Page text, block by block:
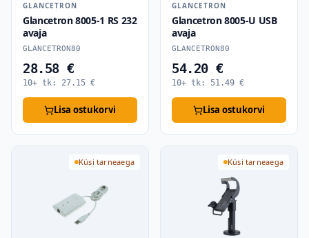
GLANCETRON
Glancetron 8005-1 RS 232
avaja
GLANCETRON80
28.58 €
10+ tk: 27.15 €
Lisa ostukorvi
GLANCETRON
Glancetron 8005-U USB
avaja
GLANCETRON80
54.20 €
10+ tk: 51.49 €
Lisa ostukorvi
Küsi tarneaega Küsi tarneaega